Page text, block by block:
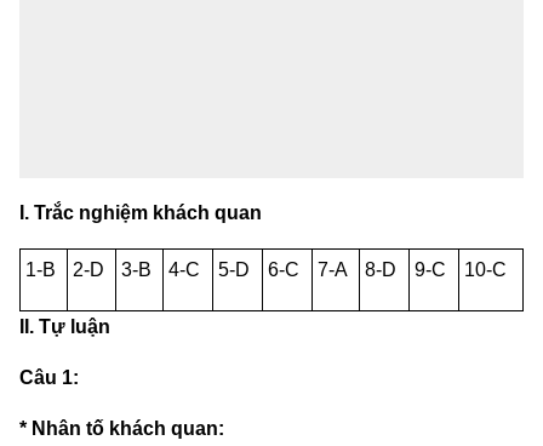
I. Trắc nghiệm khách quan
1-B 2-D 3-B 4-C 5-D 6-C 7-A 8-D 9-C 10-C
II. Tự luận
Câu 1:
* Nhân tố khách quan: